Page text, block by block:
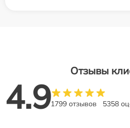
Отзывы
4.91799 отзывов 5358